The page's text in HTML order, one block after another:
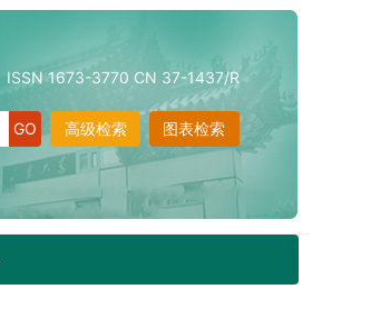
ISSN 1673-3770 CN 37-1437/R
图表检索
高级检索